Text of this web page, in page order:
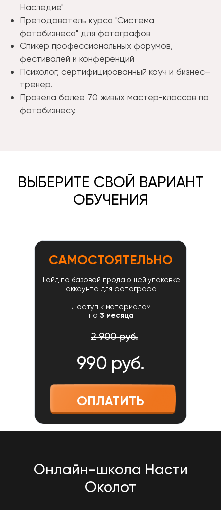
Наследие"
Преподаватель курса "Система
фотобизнеса" для фотографов
Спикер профессиональных форумов,
фестивалей и конференций
Психолог, сертифицированный коуч и бизнес–
тренер.
Провела более 70 живых мастер-классов по
фотобизнесу.
ВЫБЕРИТЕ СВОЙ ВАРИАНТ
ОБУЧЕНИЯ
САМОСТОЯТЕЛЬНО
Гайд по базовой продающей упаковке
аккаунта для фотографа
Доступ к материалам
на 3 месяца
2 900 руб.
990 руб.
ОПЛАТИТЬ
Онлайн-школа Насти
Околот